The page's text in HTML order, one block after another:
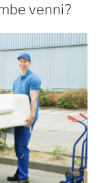
venni?